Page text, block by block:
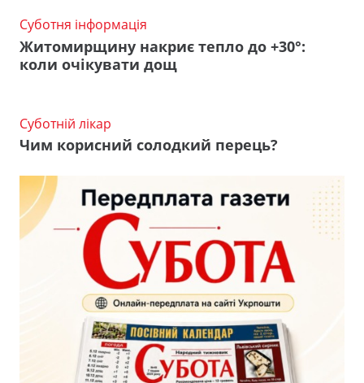
Суботня інформація
Житомирщину накриє тепло до +30°:
коли очікувати дощ
Суботній лікар
Чим корисний солодкий перець?